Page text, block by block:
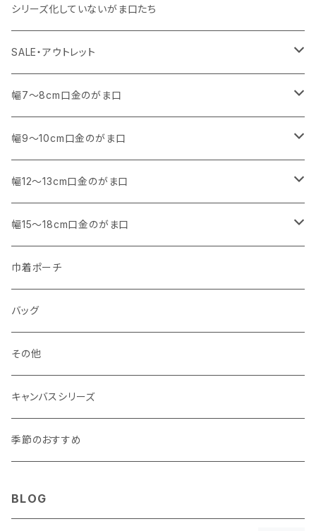
・ その他
11号帆布
コットンキャンバス
・ 中くらいのサイズ
コットンキャンバス
シリーズ化していないがま口たち
SALE・アウトレット
SALE
アウトレット
幅7～8cm口金のがま口
・ 角型
マチなし
マチあり
・ くし形・丸型
マチなし
マチあり
幅9～10cm口金のがま口
・ 角型
マチなし
マチあり
・ くし形
マチなし
マチあり
幅12～13cm口金のがま口
・ 親子がま口 角型
マチなし
マチあり
・ 親子がま口 くし形
マチなし
マチあり
・ ポーチタイプ 角型
マチなし
マチあり
・ ポーチタイプ くし形
マチなし
マチあり
幅15～18cm口金のがま口
・ 角型
マチなし
マチあり
・ くし形
マチなし
マチあり
巾着ポーチ
バッグ
その他
キャンバスシリーズ
季節のおすすめ
BLOG